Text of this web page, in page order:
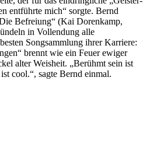
entführte mich“ sorgte. Bernd
Befreiung“ (Kai Dorenkamp,
in Vollendung alle
Songsammlung ihrer Karriere:
brennt wie ein Feuer ewiger
alter Weisheit. „Berühmt sein ist
cool.“, sagte Bernd einmal.